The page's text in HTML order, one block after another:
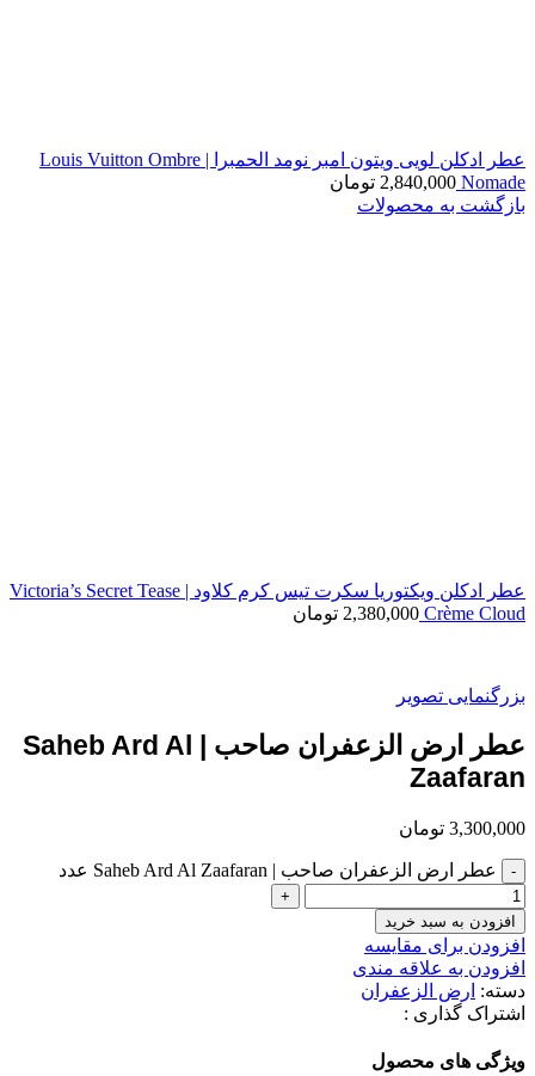
عطر ادکلن لویی ویتون امبر نومد الحمبرا | Louis Vuitton Ombre
Nomade
2,840,000 تومان
بازگشت به محصولات
عطر ادکلن ویکتوریا سکرت تیس کرم کلاود | Victoria’s Secret Tease
Crème Cloud
2,380,000 تومان
بزرگنمایی تصویر
عطر ارض الزعفران صاحب | Saheb Ard Al
Zaafaran
3,300,000 تومان
عطر ارض الزعفران صاحب | Saheb Ard Al Zaafaran عدد
افزودن به سبد خرید
افزودن برای مقایسه
افزودن به علاقه مندی
دسته: ارض الزعفران
اشتراک گذاری :
ویژگی های محصول